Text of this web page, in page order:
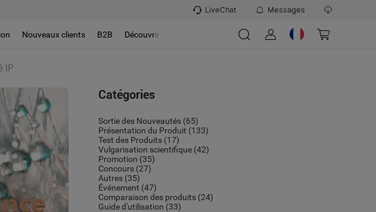
LiveChat Messages
Nouveaux clients B2B Découvrir
IP
Catégories
Sortie des Nouveautés (65)
Présentation du Produit (133)
Test des Produits (17)
Vulgarisation scientifique (42)
Promotion (35)
Concours (27)
Autres (35)
Événement (47)
Comparaison des produits (24)
Guide d'utilisation (33)